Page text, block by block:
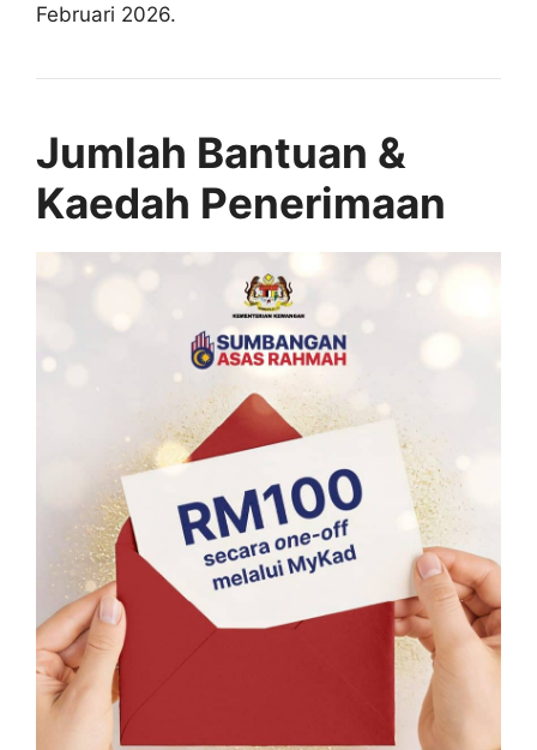
Februari 2026.
Jumlah Bantuan &
Kaedah Penerimaan